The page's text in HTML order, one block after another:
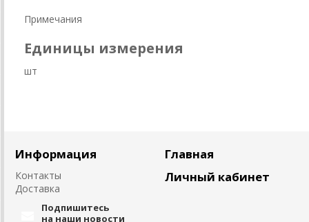
Примечания
Единицы измерения
шт
Информация
Контакты
Доставка
Главная
Личный кабинет
Подпишитесь
на наши новости